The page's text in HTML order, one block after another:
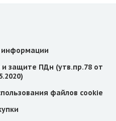
информации
защите ПДн (утв.пр.78 от
файлов cookie